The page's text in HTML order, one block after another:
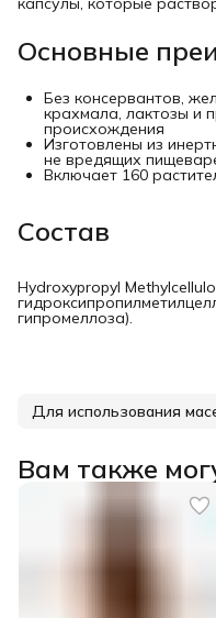
Основные
Без консервантов,
крахмала, лактозы и
происхождения
Изготовлены из
не вредящих
Включает 160
Состав
Hydroxypropyl
гипромеллоза).
Для использования
Вам также